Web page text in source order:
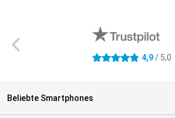
4.9 Sterne 4,9/ 5,0
Beliebte Smartphones